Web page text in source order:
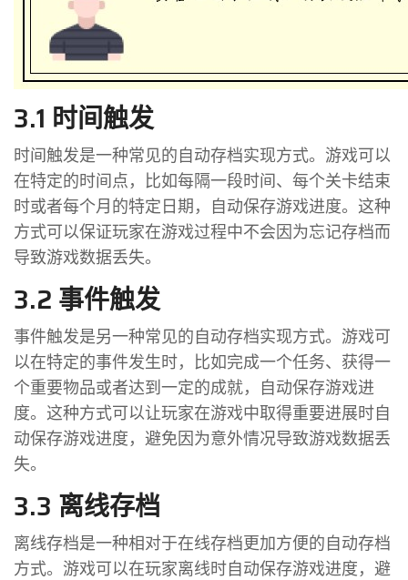
3.1 时间触发
时间触发是一种常见的自动存档实现方式。游戏可以
在特定的时间点，比如每隔一段时间、每个关卡结束
时或者每个月的特定日期，自动保存游戏进度。这种
方式可以保证玩家在游戏过程中不会因为忘记存档而
导致游戏数据丢失。
3.2 事件触发
事件触发是另一种常见的自动存档实现方式。游戏可
以在特定的事件发生时，比如完成一个任务、获得一
个重要物品或者达到一定的成就，自动保存游戏进
度。这种方式可以让玩家在游戏中取得重要进展时自
动保存游戏进度，避免因为意外情况导致游戏数据丢
失。
3.3 离线存档
离线存档是一种相对于在线存档更加方便的自动存档
方式。游戏可以在玩家离线时自动保存游戏进度，避